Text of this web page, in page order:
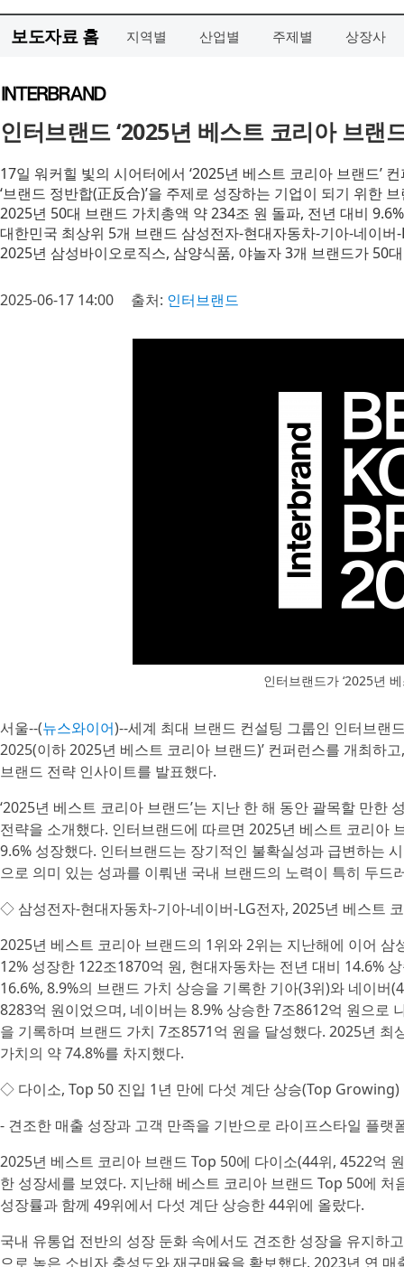
보도자료 홈 지역별 산업별 주제별 상장사
인터브랜드 ‘2025년 베스트 코리아 브랜
17일 워커힐 빛의 시어터에서 ‘2025년 베스트 코리아 브랜드’
‘브랜드 정반합(正反合)’을 주제로 성장하는 기업이 되기 위한
2025년 50대 브랜드 가치총액 약 234조 원 돌파, 전년 대비
대한민국 최상위 5개 브랜드 삼성전자-현대자동차-기아-네이
2025년 삼성바이오로직스, 삼양식품, 야놀자 3개 브랜드가 50
2025-06-17 14:00 출처: 인터브랜드
인터브랜드가 ‘2025년
서울--(뉴스와이어)--세계 최대 브랜드 컨설팅 그룹인 인터브랜
2025(이하 2025년 베스트 코리아 브랜드)’ 컨퍼런스를 개최하
브랜드 전략 인사이트를 발표했다.
‘2025년 베스트 코리아 브랜드’는 지난 한 해 동안 괄목할 만
전략을 소개했다. 인터브랜드에 따르면 2025년 베스트 코리아
9.6% 성장했다. 인터브랜드는 장기적인 불확실성과 급변하는
으로 의미 있는 성과를 이뤄낸 국내 브랜드의 노력이 특히 두드
◇ 삼성전자-현대자동차-기아-네이버-LG전자, 2025년 베스트
2025년 베스트 코리아 브랜드의 1위와 2위는 지난해에 이어
12% 성장한 122조1870억 원, 현대자동차는 전년 대비 14.6%
16.6%, 8.9%의 브랜드 가치 상승을 기록한 기아(3위)와 네이
8283억 원이었으며, 네이버는 8.9% 상승한 7조8612억 원으로
을 기록하며 브랜드 가치 7조8571억 원을 달성했다. 2025년
가치의 약 74.8%를 차지했다.
◇ 다이소, Top 50 진입 1년 만에 다섯 계단 상승(Top Growing)
- 견조한 매출 성장과 고객 만족을 기반으로 라이프스타일 플랫
2025년 베스트 코리아 브랜드 Top 50에 다이소(44위, 4522억
한 성장세를 보였다. 지난해 베스트 코리아 브랜드 Top 50에
성장률과 함께 49위에서 다섯 계단 상승한 44위에 올랐다.
국내 유통업 전반의 성장 둔화 속에서도 견조한 성장을 유지하
으로 높은 소비자 충성도와 재구매율을 확보했다. 2023년 연